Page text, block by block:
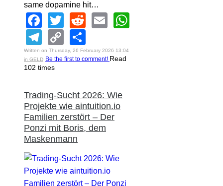
same dopamine hit…
Facebook
TwitterReddit
Email
Telegram
Copy
Link
Written on Thursday, 26 February 2026 13:04
in GELD Be the first to comment! Read
102 times
Trading-Sucht 2026: Wie
Projekte wie aintuition.io
Familien zerstört – Der
Ponzi mit Boris, dem
Maskenmann